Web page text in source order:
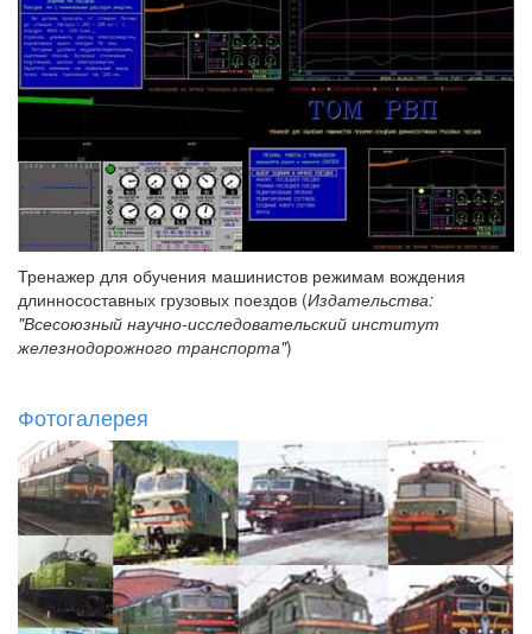
Тренажер для обучения машинистов режимам вождения
длинносоставных грузовых поездов (Издательства:
"Всесоюзный научно-исследовательский институт
железнодорожного транспорта")
Фотогалерея